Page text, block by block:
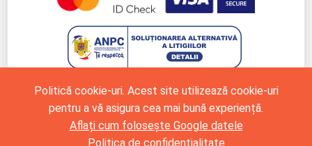
Politică cookie-uri. Acest site utilizează cookie-uri
pentru a vă asigura cea mai bună experiență.
Aflați cum folosește Google datele
Politica de confidențialitate